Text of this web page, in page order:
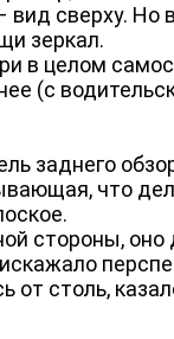
вид сверху. Но
зеркал.
в целом
(с
заднего
что
стороны,
от столь,